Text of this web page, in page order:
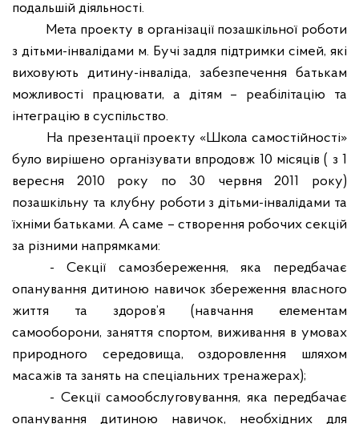
подальшій діяльності.
Мета проекту в організації позашкільної роботи
з дітьми-інвалідами м. Бучі задля підтримки сімей, які
виховують дитину-інваліда, забезпечення батькам
можливості працювати, а дітям – реабілітацію та
інтеграцію в суспільство.
На презентації проекту «Школа самостійності»
було вирішено організувати впродовж 10 місяців ( з 1
вересня 2010 року по 30 червня 2011 року)
позашкільну та клубну роботи з дітьми-інвалідами та
їхніми батьками. А саме – створення робочих секцій
за різними напрямками:
- Секції самозбереження, яка передбачає
опанування дитиною навичок збереження власного
життя та здоров’я (навчання елементам
самооборони, заняття спортом, виживання в умовах
природного середовища, оздоровлення шляхом
масажів та занять на спеціальних тренажерах);
- Секції самообслуговування, яка передбачає
опанування дитиною навичок, необхідних для